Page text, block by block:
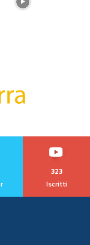
323
Iscritti